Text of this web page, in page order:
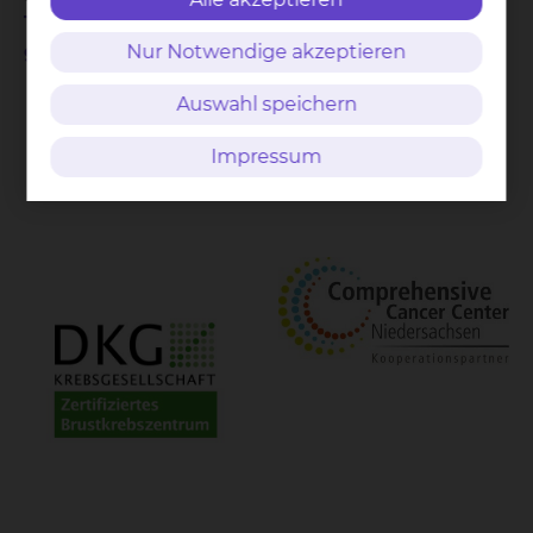
Tumorkonferenz des Brustzentrums und des
gynäkologischen Krebszentrums.
Nur Notwendige akzeptieren
Auswahl speichern
Impressum